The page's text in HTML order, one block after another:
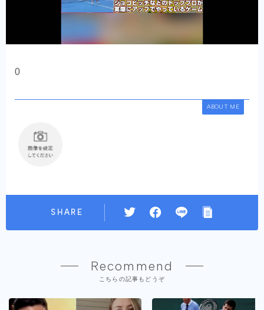
0
ABOUT ME
SHARE
Recommend
こちらの記事もどうぞ